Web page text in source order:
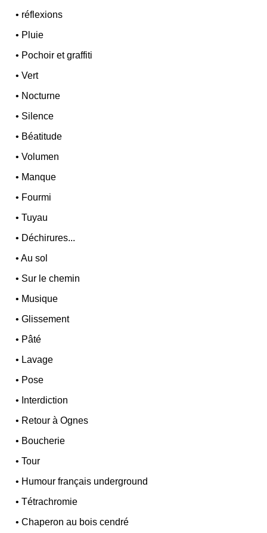
• réflexions
• Pluie
• Pochoir et graffiti
•Vert
• Nocturne
• Silence
• Béatitude
•Volumen
• Manque
• Fourmi
•Tuyau
• Déchirures...
•Au sol
• Sur le chemin
• Musique
•Glissement
• Pâté
• Lavage
• Pose
• Interdiction
• Retour à Ognes
• Boucherie
•Tour
• Humour français underground
•Tétrachromie
•Chaperon au bois cendré